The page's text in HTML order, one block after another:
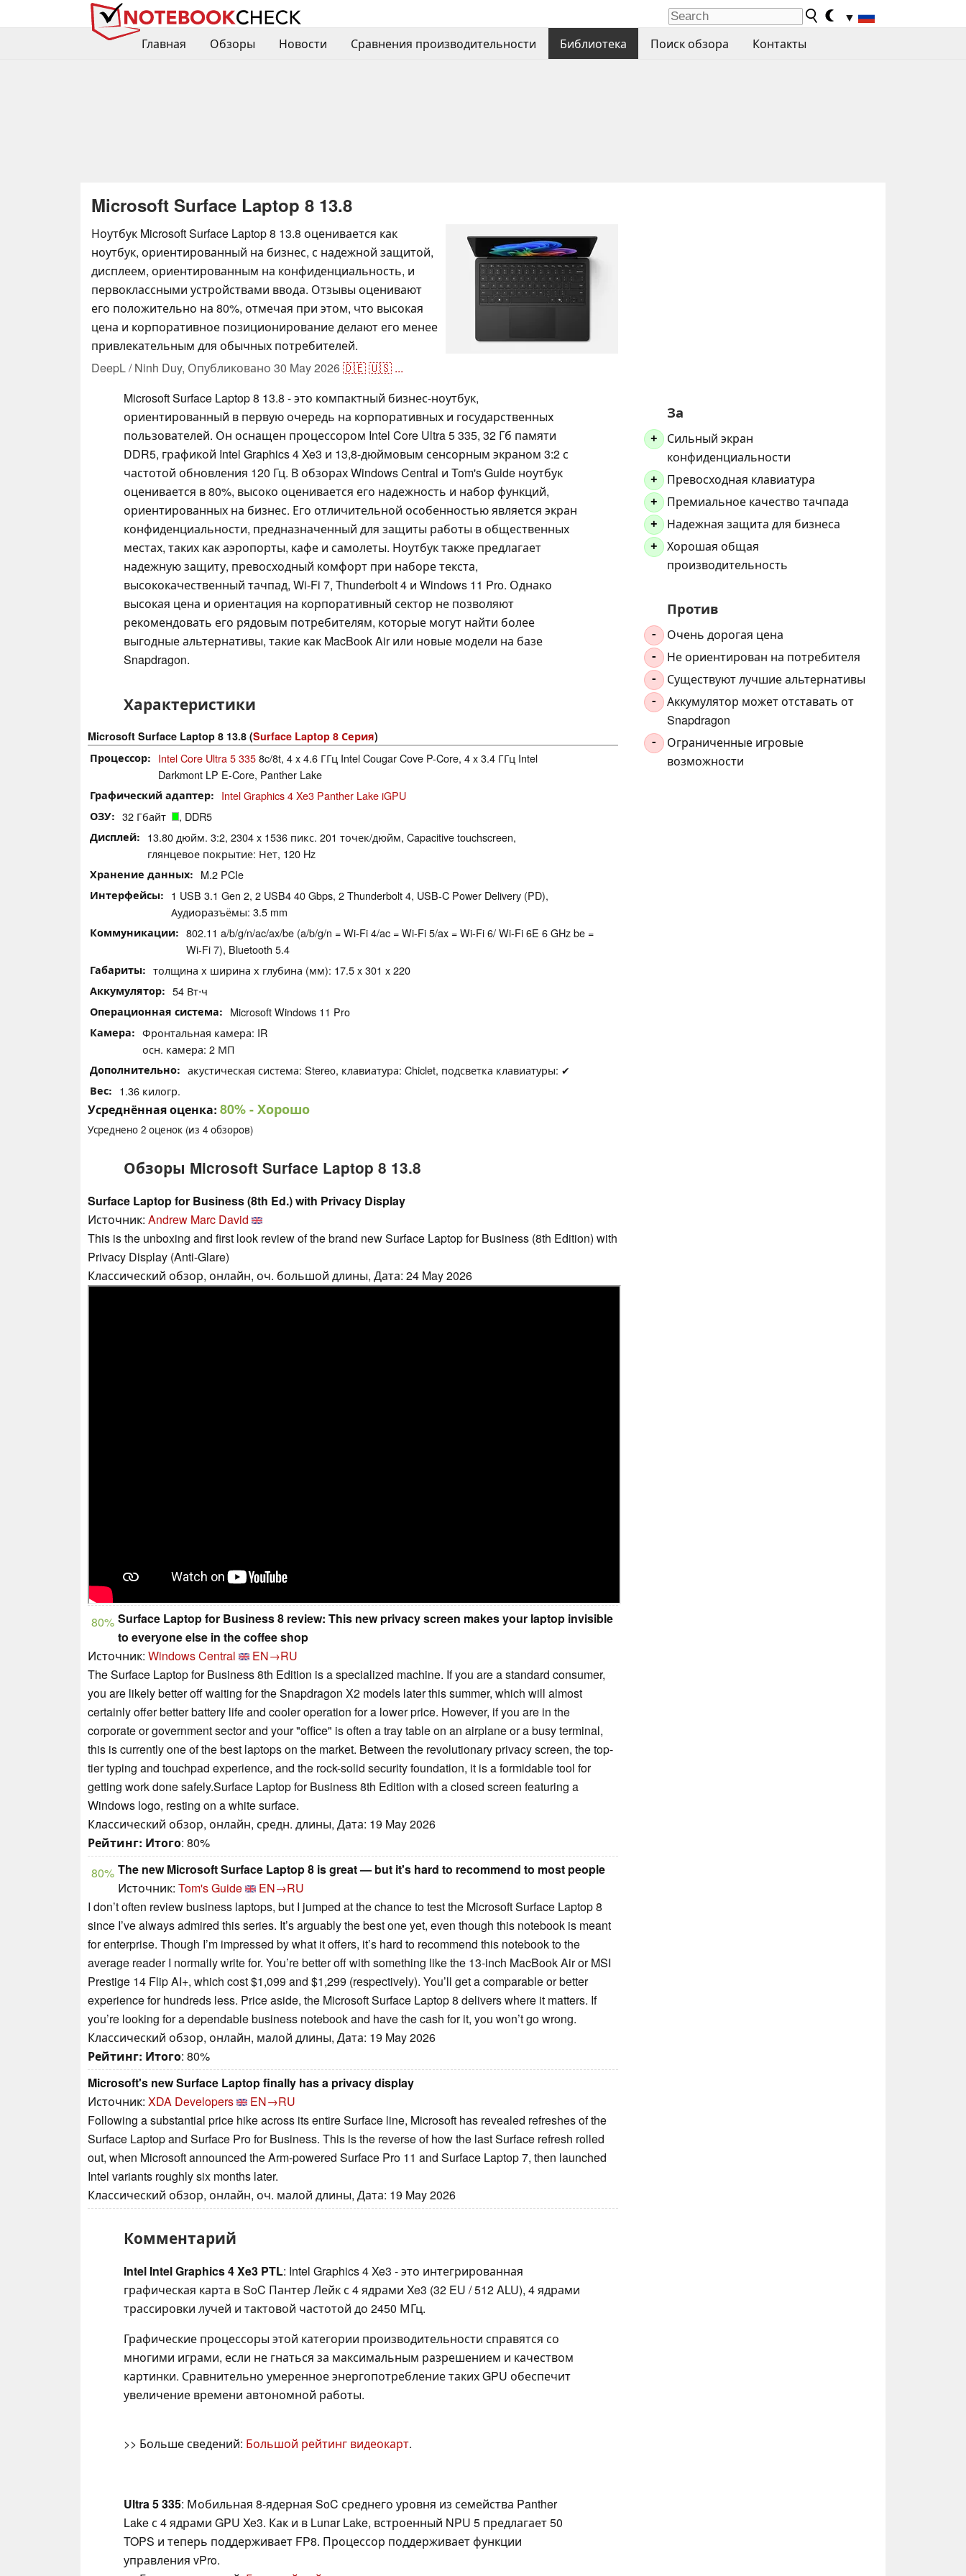
▼
Главная
Обзоры Новости Сравнения производительности Библиотека Поиск обзора Контакты
Microsoft Surface Laptop 8 13.8
Ноутбук Microsoft Surface Laptop 8 13.8 оценивается как
ноутбук, ориентированный на бизнес, с надежной защитой,
дисплеем, ориентированным на конфиденциальность, и
первоклассными устройствами ввода. Отзывы оценивают
его положительно на 80%, отмечая при этом, что высокая
цена и корпоративное позиционирование делают его менее
привлекательным для обычных потребителей.
DeepL / Ninh Duy, Опубликовано 30 May 2026🇩🇪🇺🇸 ...
За
+
Сильный экран
конфиденциальности
+ Превосходная клавиатура
+ Премиальное качество тачпада
+ Надежная защита для бизнеса
+
Хорошая общая
производительность
Против
- Очень дорогая цена
- Не ориентирован на потребителя
- Существуют лучшие альтернативы
-
Аккумулятор может отставать от
Snapdragon
-
Ограниченные игровые
возможности
Microsoft Surface Laptop 8 13.8 - это компактный бизнес-ноутбук,
ориентированный в первую очередь на корпоративных и государственных
пользователей. Он оснащен процессором Intel Core Ultra 5 335, 32 Гб памяти
DDR5, графикой Intel Graphics 4 Xe3 и 13,8-дюймовым сенсорным экраном 3:2 с
частотой обновления 120 Гц. В обзорах Windows Central и Tom's Guide ноутбук
оценивается в 80%, высоко оценивается его надежность и набор функций,
ориентированных на бизнес. Его отличительной особенностью является экран
конфиденциальности, предназначенный для защиты работы в общественных
местах, таких как аэропорты, кафе и самолеты. Ноутбук также предлагает
надежную защиту, превосходный комфорт при наборе текста,
высококачественный тачпад, Wi-Fi 7, Thunderbolt 4 и Windows 11 Pro. Однако
высокая цена и ориентация на корпоративный сектор не позволяют
рекомендовать его рядовым потребителям, которые могут найти более
выгодные альтернативы, такие как MacBook Air или новые модели на базе
Snapdragon.
Характеристики
Microsoft Surface Laptop 8 13.8 (Surface Laptop 8 Серия)
Процессор
Intel Core Ultra 5 3358c/8t, 4 x 4.6 ГГц Intel Cougar Cove P-Core, 4 x 3.4 ГГц Intel
Darkmont LP E-Core, Panther Lake
Графический адаптер Intel Graphics 4 Xe3 Panther Lake iGPU
ОЗУ 32 Гбайт , DDR5
Дисплей
13.80 дюйм. 3:2, 2304 x 1536 пикс. 201 точек/дюйм, Capacitive touchscreen,
глянцевое покрытие: Нет, 120 Hz
Хранение данных M.2 PCIe
Интерфейсы
1 USB 3.1 Gen 2, 2 USB4 40 Gbps, 2 Thunderbolt 4, USB-C Power Delivery (PD),
Аудиоразъёмы: 3.5 mm
Коммуникации
802.11 a/​b/​g/​n/​ac/​ax/​be (a/b/g/n = Wi-Fi 4/ac = Wi-Fi 5/ax = Wi-Fi 6/ Wi-Fi 6E 6 GHz be =
Wi-Fi 7), Bluetooth 5.4
Габариты толщина х ширина х глубина (мм): 17.5 x 301 x 220
Аккумулятор 54 Вт⋅ч
Операционная система Microsoft Windows 11 Pro
Камера
Фронтальная камера: IR
осн. камера: 2 МП
Дополнительно акустическая система: Stereo, клавиатура: Chiclet, подсветка клавиатуры: ✔
Вес 1.36 килогр.
Усреднённая оценка: 80%- Хорошо
Усреднено 2 оценок (из 4 обзоров)
Обзоры Microsoft Surface Laptop 8 13.8
Surface Laptop for Business (8th Ed.) with Privacy Display
Источник: Andrew Marc David
This is the unboxing and first look review of the brand new Surface Laptop for Business (8th Edition) with
Privacy Display (Anti-Glare)
Классический обзор, онлайн, оч. большой длины, Дата: 24 May 2026
80% Surface Laptop for Business 8 review: This new privacy screen makes your laptop invisible
to everyone else in the coffee shop
Источник: Windows Central
EN→RU
The Surface Laptop for Business 8th Edition is a specialized machine. If you are a standard consumer,
you are likely better off waiting for the Snapdragon X2 models later this summer, which will almost
certainly offer better battery life and cooler operation for a lower price. However, if you are in the
corporate or government sector and your "office" is often a tray table on an airplane or a busy terminal,
this is currently one of the best laptops on the market. Between the revolutionary privacy screen, the top-
tier typing and touchpad experience, and the rock-solid security foundation, it is a formidable tool for
getting work done safely.Surface Laptop for Business 8th Edition with a closed screen featuring a
Windows logo, resting on a white surface.
Классический обзор, онлайн, средн. длины, Дата: 19 May 2026
Рейтинг: Итого: 80%
80% The new Microsoft Surface Laptop 8 is great — but it's hard to recommend to most people
Источник: Tom's Guide
EN→RU
I don’t often review business laptops, but I jumped at the chance to test the Microsoft Surface Laptop 8
since I’ve always admired this series. It’s arguably the best one yet, even though this notebook is meant
for enterprise. Though I’m impressed by what it offers, it’s hard to recommend this notebook to the
average reader I normally write for. You’re better off with something like the 13-inch MacBook Air or MSI
Prestige 14 Flip AI+, which cost $1,099 and $1,299 (respectively). You’ll get a comparable or better
experience for hundreds less. Price aside, the Microsoft Surface Laptop 8 delivers where it matters. If
you’re looking for a dependable business notebook and have the cash for it, you won’t go wrong.
Классический обзор, онлайн, малой длины, Дата: 19 May 2026
Рейтинг: Итого: 80%
Microsoft's new Surface Laptop finally has a privacy display
Источник: XDA Developers
EN→RU
Following a substantial price hike across its entire Surface line, Microsoft has revealed refreshes of the
Surface Laptop and Surface Pro for Business. This is the reverse of how the last Surface refresh rolled
out, when Microsoft announced the Arm-powered Surface Pro 11 and Surface Laptop 7, then launched
Intel variants roughly six months later.
Классический обзор, онлайн, оч. малой длины, Дата: 19 May 2026
Комментарий
Intel Intel Graphics 4 Xe3 PTL: Intel Graphics 4 Xe3 - это интегрированная
графическая карта в SoC Пантер Лейк с 4 ядрами Xe3 (32 EU / 512 ALU), 4 ядрами
трассировки лучей и тактовой частотой до 2450 МГц.
Графические процессоры этой категории производительности справятся со
многими играми, если не гнаться за максимальным разрешением и качеством
картинки. Сравнительно умеренное энергопотребление таких GPU обеспечит
увеличение времени автономной работы.
>> Больше сведений: Большой рейтинг видеокарт.
Ultra 5 335: Мобильная 8-ядерная SoC среднего уровня из семейства Panther
Lake с 4 ядрами GPU Xe3. Как и в Lunar Lake, встроенный NPU 5 предлагает 50
TOPS и теперь поддерживает FP8. Процессор поддерживает функции
управления vPro.